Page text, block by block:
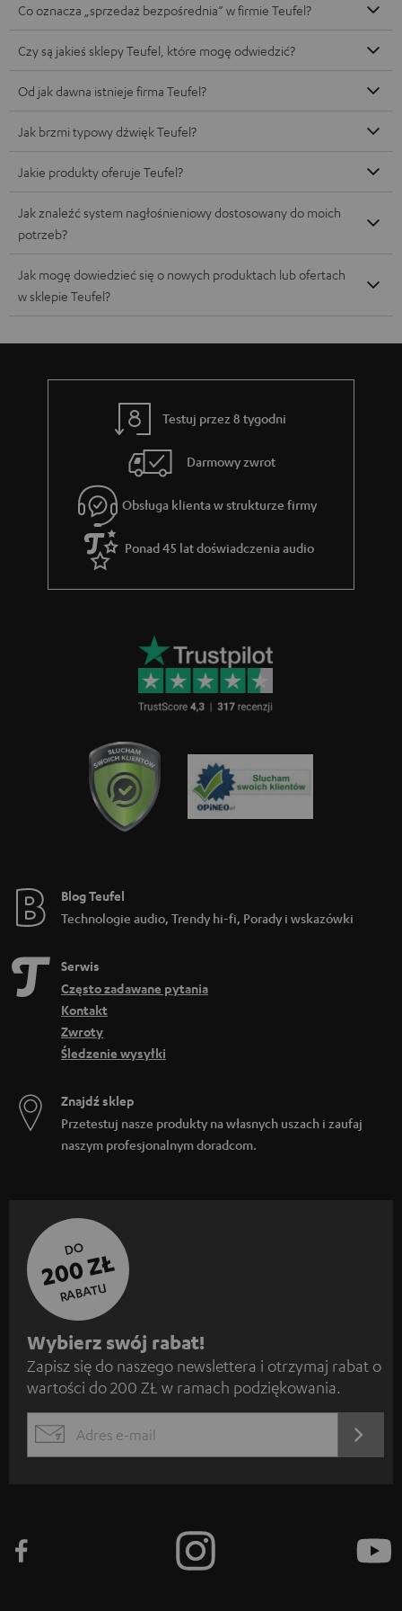
Co oznacza „sprzedaż bezpośrednia” w firmie Teufel?
Czy są jakieś sklepy Teufel, które mogę odwiedzić?
Od jak dawna istnieje firma Teufel?
Jak brzmi typowy dźwięk Teufel?
Jakie produkty oferuje Teufel?
Jak znaleźć system nagłośnieniowy dostosowany do moich
potrzeb?
Jak mogę dowiedzieć się o nowych produktach lub ofertach
w sklepie Teufel?
Testuj przez 8 tygodni
Darmowy zwrot
Obsługa klienta w strukturze firmy
Ponad 45 lat doświadczenia audio
Blog Teufel
Technologie audio, Trendy hi-fi, Porady i wskazówki
Serwis
Często zadawane pytania
Kontakt
Zwroty
Śledzenie wysyłki
Znajdź sklep
Przetestuj nasze produkty na własnych uszach i zaufaj
naszym profesjonalnym doradcom.
DO
200 ZŁ
RABATU
Z
a
p
s
ę
Wybierz swój rabat!
Zapisz się do naszego newslettera i otrzymaj rabat o
wartości do 200 ZŁ w ramach podziękowania.
EMAIL